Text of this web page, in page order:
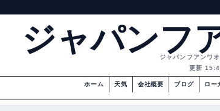
ジャパンフ
ジャパンフアンワ
更新
ホーム 天気 会社概要 ブログ ロー